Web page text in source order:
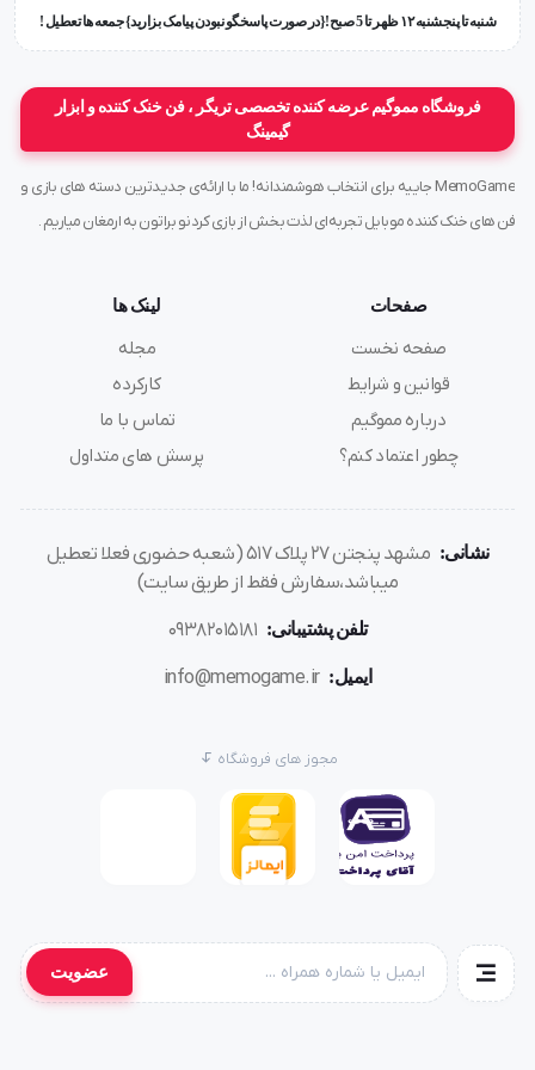
شنبه تا پنجشنبه ۱۲ ظهر تا 5 صبح!{در صورت پاسخگو نبودن پیامک بزارید} جمعه ها تعطیل !
فروشگاه مموگیم عرضه کننده تخصصی تریگر ، فن خنک کننده و ابزار
گیمینگ
MemoGame جاییه برای انتخاب هوشمندانه! ما با ارائه‌ی جدیدترین دسته های بازی و
فن های خنک کننده موبایل تجربه‌ای لذت بخش از بازی کردنو براتون به ارمغان میاریم .
صفحات
صفحه نخست
قوانین و شرایط
درباره مموگیم
چطور اعتماد کنم؟
لینک ها
مجله
کارکرده
تماس با ما
پرسش های متداول
نشانی:
مشهد پنجتن ۲۷ پلاک ۵۱۷ (شعبه حضوری فعلا تعطیل
میباشد،سفارش فقط از طریق سایت)
تلفن پشتیبانی: ۰۹۳۸۲۰۱۵۱۸۱
ایمیل: info@memogame.ir
مجوز های فروشگاه
عضویت